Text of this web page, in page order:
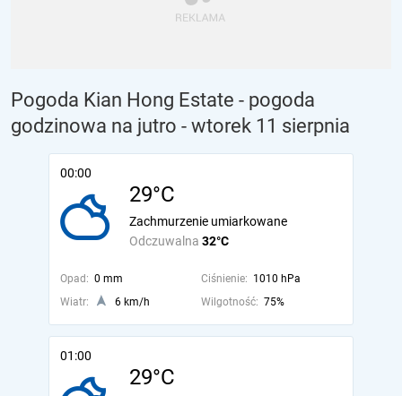
Pogoda Kian Hong Estate - pogoda
godzinowa na jutro - wtorek 11 sierpnia
00:00
29°C
Odczuwalna 32°C
Zachmurzenie umiarkowane
Opad: 0 mm Ciśnienie: 1010 hPa
Wiatr:
6 km/h Wilgotność: 75%
01:00
29°C